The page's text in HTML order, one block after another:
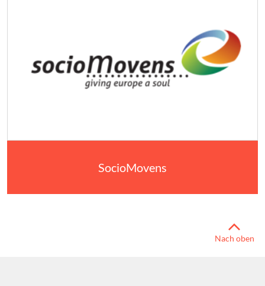
SocioMovens
Nach oben